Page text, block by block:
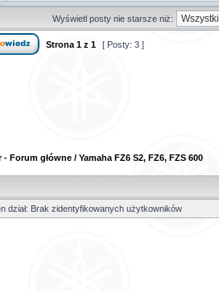
Wyświetl posty nie starsze niż:
Strona 1 z 1 [ Posty: 3 ]
- Forum główne / Yamaha FZ6 S2, FZ6, FZS 600
dział: Brak zidentyfikowanych użytkowników